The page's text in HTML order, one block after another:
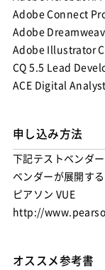
Adobe Connect
Adobe
Adobe Illustrator
CQ 5.5 Lead
申し込み方法
下記テストベンダ
ベンダーが展開す
ピアソン VUE
http://
オススメ参考書